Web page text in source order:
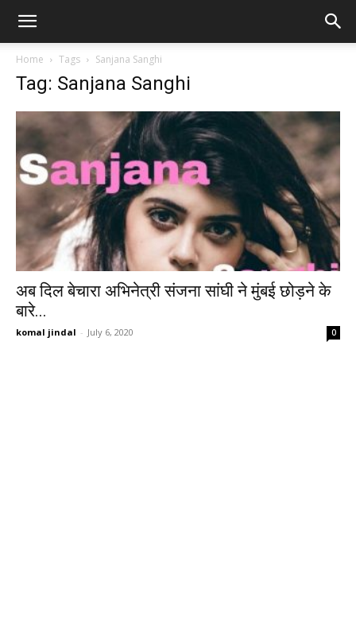
Home Tags Sanjana Sanghi
Tag: Sanjana Sanghi
अब दिल बेचारा अभिनेत्री संजना सांघी ने मुंबई छोड़ने के
बारे...
komal jindal - July 6, 2020 0